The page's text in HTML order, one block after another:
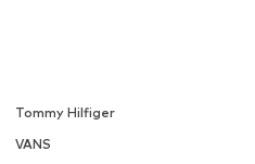
Tommy Hilfiger
VANS